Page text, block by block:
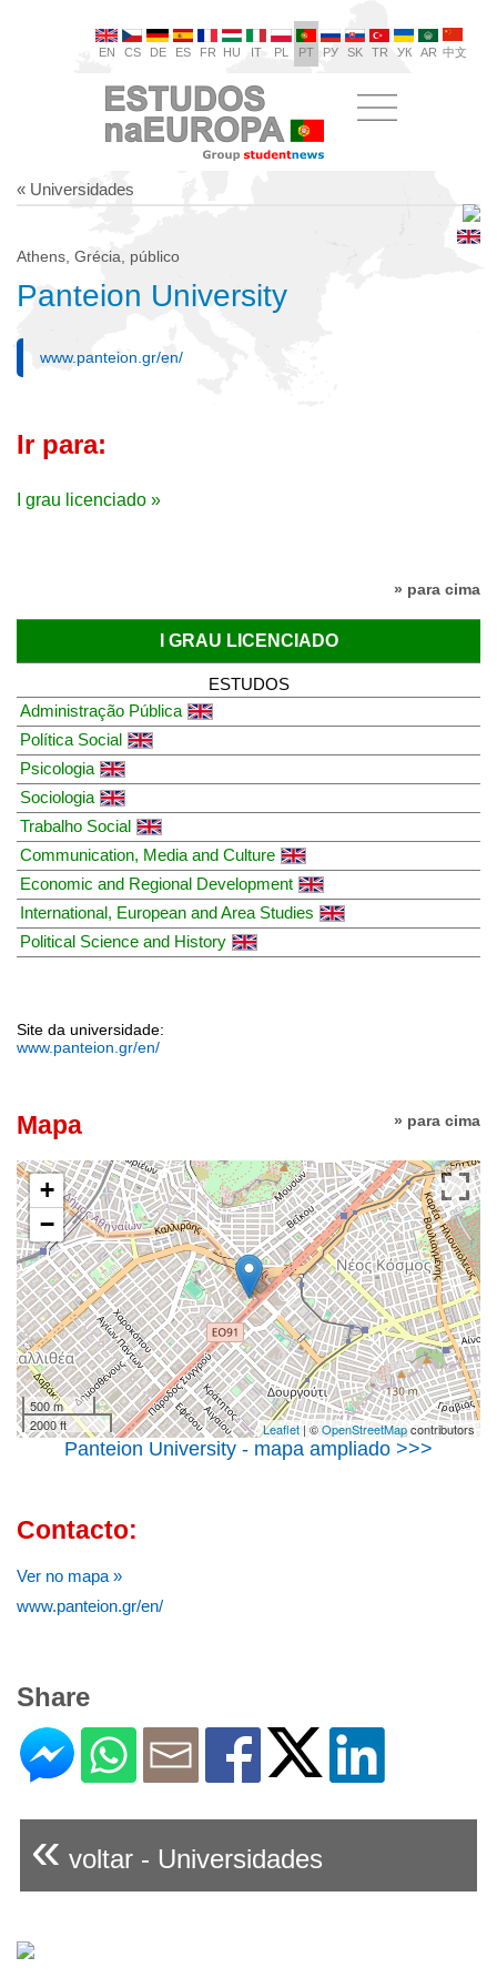
EN CS DE ES FR HU IT PL PT РУ SK TR УК AR 中文
« Universidades
Athens, Grécia, público
Panteion University
www.panteion.gr/en/
Ir para:
I grau licenciado »
» para cima
I GRAU LICENCIADO
ESTUDOS
Administração Pública
Política Social
Psicologia
Sociologia
Trabalho Social
Communication, Media and Culture
Economic and Regional Development
International, European and Area Studies
Political Science and History
Site da universidade:
www.panteion.gr/en/
» para cima
Mapa
+
−
500 m
2000 ft
Leaflet | ©OpenStreetMapcontributors
Panteion University - mapa ampliado >>>
Contacto:
Ver no mapa »
www.panteion.gr/en/
Share
« voltar - Universidades